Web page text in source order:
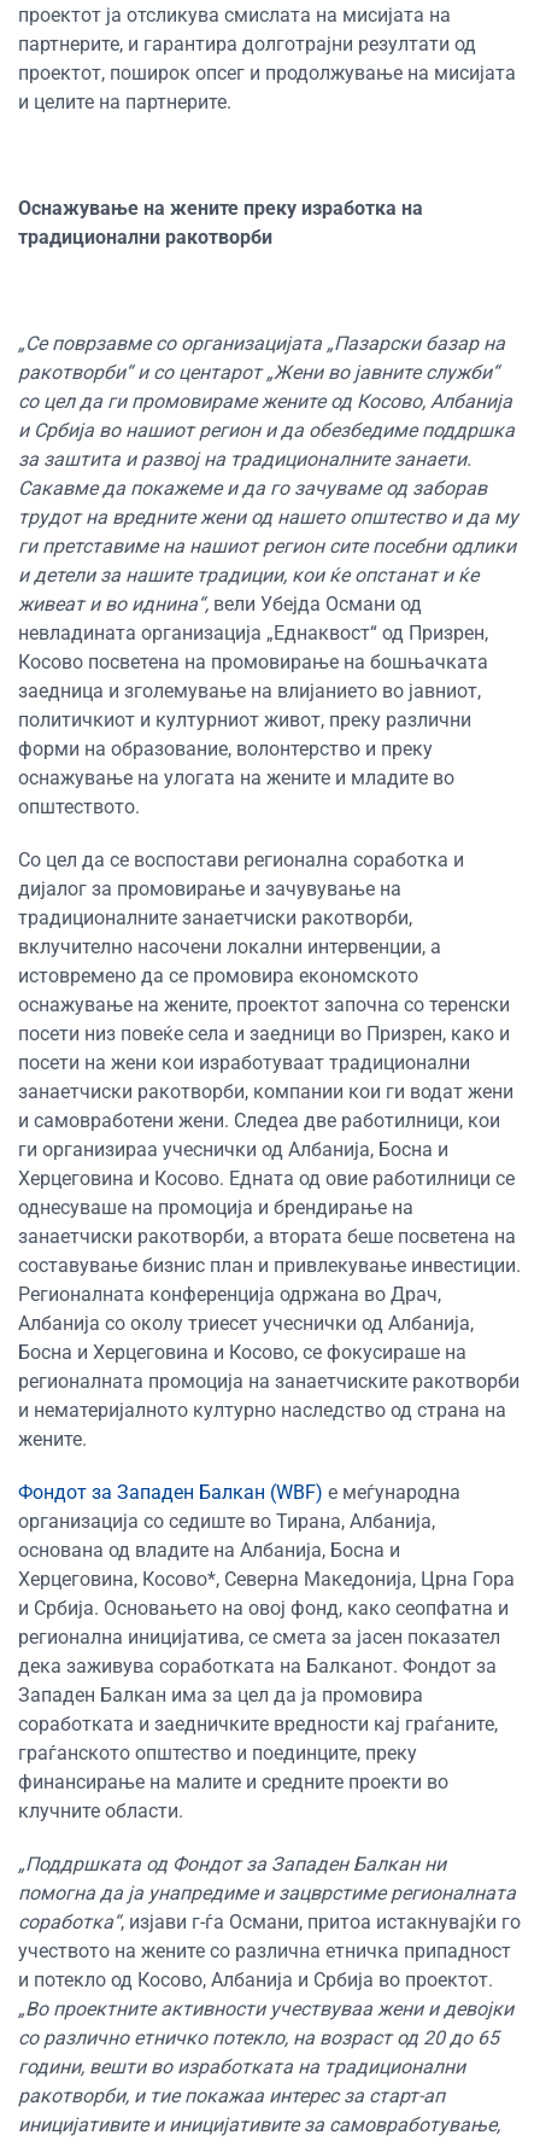
проектот ја отсликува смислата на мисијата на
партнерите, и гарантира долготрајни резултати од
проектот, поширок опсег и продолжување на мисијата
и целите на партнерите.
Оснажување на жените преку изработка на
традиционални ракотворби
„Се поврзавме со организацијата „Пазарски базар на
ракотворби“ и со центарот „Жени во јавните служби“
со цел да ги промовираме жените од Косово, Албанија
и Србија во нашиот регион и да обезбедиме поддршка
за заштита и развој на традиционалните занаети.
Сакавме да покажеме и да го зачуваме од заборав
трудот на вредните жени од нашето општество и да му
ги претставиме на нашиот регион сите посебни одлики
и детели за нашите традиции, кои ќе опстанат и ќе
живеат и во иднина“, вели Убејда Османи од
невладината организација „Еднаквост“ од Призрен,
Косово посветена на промовирање на бошњачката
заедница и зголемување на влијанието во јавниот,
политичкиот и културниот живот, преку различни
форми на образование, волонтерство и преку
оснажување на улогата на жените и младите во
општеството.
Со цел да се воспостави регионална соработка и
дијалог за промовирање и зачувување на
традиционалните занаетчиски ракотворби,
вклучително насочени локални интервенции, а
истовремено да се промовира економското
оснажување на жените, проектот започна со теренски
посети низ повеќе села и заедници во Призрен, како и
посети на жени кои изработуваат традиционални
занаетчиски ракотворби, компании кои ги водат жени
и самовработени жени. Следеа две работилници, кои
ги организираа учеснички од Албанија, Босна и
Херцеговина и Косово. Едната од овие работилници се
однесуваше на промоција и брендирање на
занаетчиски ракотворби, а втората беше посветена на
составување бизнис план и привлекување инвестиции.
Регионалната конференција одржана во Драч,
Албанија со околу триесет учеснички од Албанија,
Босна и Херцеговина и Косово, се фокусираше на
регионалната промоција на занаетчиските ракотворби
и нематеријалното културно наследство од страна на
жените.
Фондот за Западен Балкан (WBF) е меѓународна
организација со седиште во Тирана, Албанија,
основана од владите на Албанија, Босна и
Херцеговина, Косово*, Северна Македонија, Црна Гора
и Србија. Основањето на овој фонд, како сеопфатна и
регионална иницијатива, се смета за јасен показател
дека заживува соработката на Балканот. Фондот за
Западен Балкан има за цел да ја промовира
соработката и заедничките вредности кај граѓаните,
граѓанското општество и поединците, преку
финансирање на малите и средните проекти во
клучните области.
„Поддршката од Фондот за Западен Балкан ни
помогна да ја унапредиме и зацврстиме регионалната
соработка“, изјави г-ѓа Османи, притоа истакнувајќи го
учеството на жените со различна етничка припадност
и потекло од Косово, Албанија и Србија во проектот.
„Во проектните активности учествуваа жени и девојки
со различно етничко потекло, на возраст од 20 до 65
години, вешти во изработката на традиционални
ракотворби, и тие покажаа интерес за старт-ап
иницијативите и иницијативите за самовработување,